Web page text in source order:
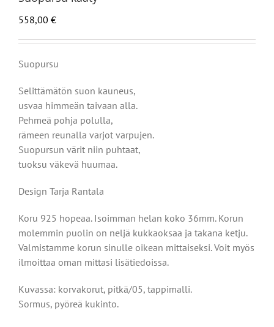
558,00 €
Suopursu
Selittämätön suon kauneus,
usvaa himmeän taivaan alla.
Pehmeä pohja polulla,
rämeen reunalla varjot varpujen.
Suopursun värit niin puhtaat,
tuoksu väkevä huumaa.
Design Tarja Rantala
Koru 925 hopeaa. Isoimman helan koko 36mm. Korun
molemmin puolin on neljä kukkaoksaa ja takana ketju.
Valmistamme korun sinulle oikean mittaiseksi. Voit myös
ilmoittaa oman mittasi lisätiedoissa.
Kuvassa: korvakorut, pitkä/05, tappimalli.
Sormus, pyöreä kukinto.